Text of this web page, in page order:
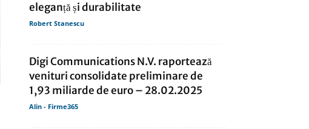
eleganță și durabilitate
Robert Stanescu
Digi Communications N.V. raportează
venituri consolidate preliminare de
1,93 miliarde de euro – 28.02.2025
Alin - Firme365